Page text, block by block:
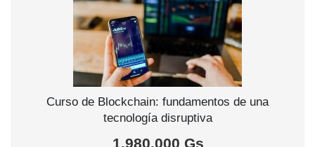
Curso de Blockchain: fundamentos de una
tecnología disruptiva
1.980.000 Gs